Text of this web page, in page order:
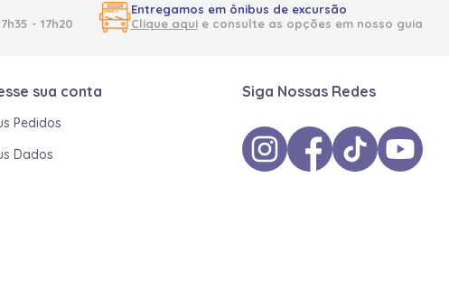
- 17h20
Entregamos em ônibus de excursão
Clique aquie consulte as opções em nosso guia
sua conta
Pedidos
Dados
Siga Nossas Redes